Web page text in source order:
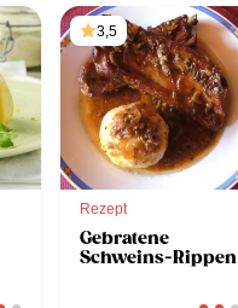
3,5
Rezept
Gebratene
Schweins-Rippen